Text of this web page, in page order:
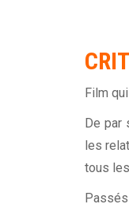
Film
De par
les
tous